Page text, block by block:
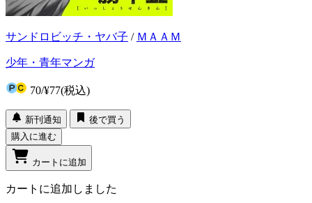
サンドロビッチ・ヤバ子 / ＭＡＡＭ
少年・青年マンガ
70/¥77(税込)
新刊通知
後で買う
購入に進む
カートに追加
カートに追加しました